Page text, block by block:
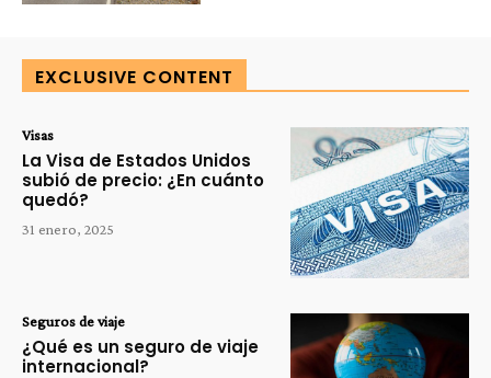
EXCLUSIVE CONTENT
Visas
La Visa de Estados Unidos
subió de precio: ¿En cuánto
quedó?
31 enero, 2025
Seguros de viaje
¿Qué es un seguro de viaje
internacional?